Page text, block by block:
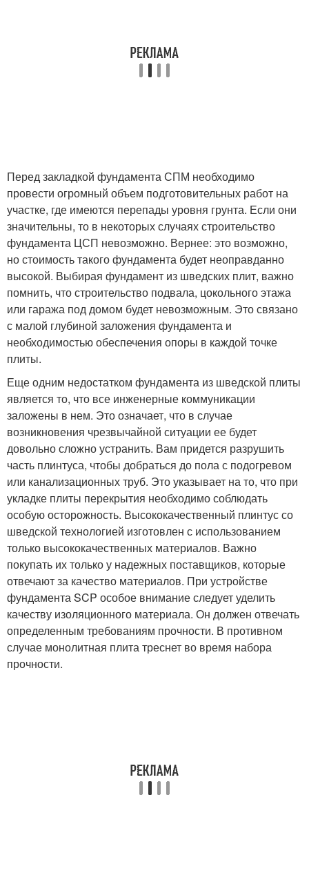
Перед закладкой фундамента СПМ необходимо
провести огромный объем подготовительных работ на
участке, где имеются перепады уровня грунта. Если они
значительны, то в некоторых случаях строительство
фундамента ЦСП невозможно. Вернее: это возможно,
но стоимость такого фундамента будет неоправданно
высокой. Выбирая фундамент из шведских плит, важно
помнить, что строительство подвала, цокольного этажа
или гаража под домом будет невозможным. Это связано
с малой глубиной заложения фундамента и
необходимостью обеспечения опоры в каждой точке
плиты.
Еще одним недостатком фундамента из шведской плиты
является то, что все инженерные коммуникации
заложены в нем. Это означает, что в случае
возникновения чрезвычайной ситуации ее будет
довольно сложно устранить. Вам придется разрушить
часть плинтуса, чтобы добраться до пола с подогревом
или канализационных труб. Это указывает на то, что при
укладке плиты перекрытия необходимо соблюдать
особую осторожность. Высококачественный плинтус со
шведской технологией изготовлен с использованием
только высококачественных материалов. Важно
покупать их только у надежных поставщиков, которые
отвечают за качество материалов. При устройстве
фундамента SCP особое внимание следует уделить
качеству изоляционного материала. Он должен отвечать
определенным требованиям прочности. В противном
случае монолитная плита треснет во время набора
прочности.